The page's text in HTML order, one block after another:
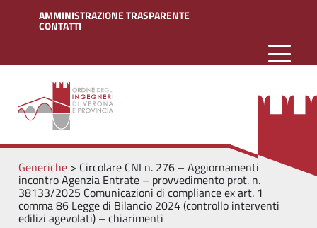
AMMINISTRAZIONE TRASPARENTE
CONTATTI
Generiche> Circolare CNI n. 276 – Aggiornamenti
incontro Agenzia Entrate – provvedimento prot. n.
38133/2025 Comunicazioni di compliance ex art. 1
comma 86 Legge di Bilancio 2024 (controllo interventi
edilizi agevolati) – chiarimenti